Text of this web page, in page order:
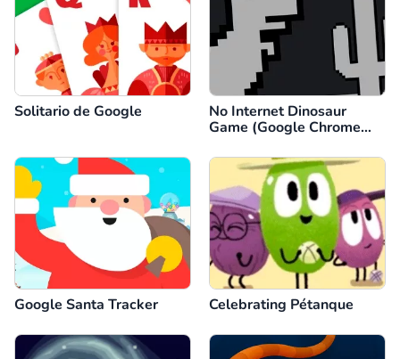
Solitario de Google
No Internet Dinosaur
Game (Google Chrome
Google Santa Tracker Celebrating Pétanque